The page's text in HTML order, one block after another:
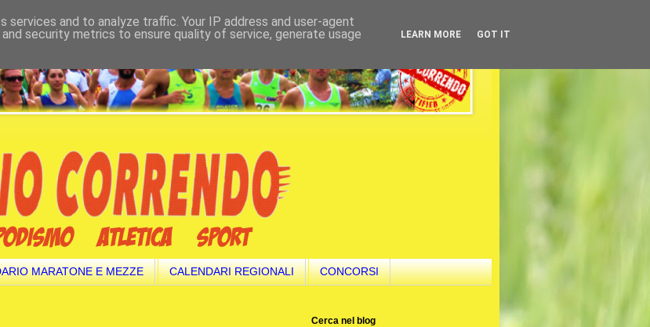
MARATONE E MEZZE CALENDARI REGIONALI CONCORSI
Cerca nel blog
and to analyze traffic. Your IP address and user-agent
security metrics to ensure quality of service, generate usage
LEARN MORE GOT IT